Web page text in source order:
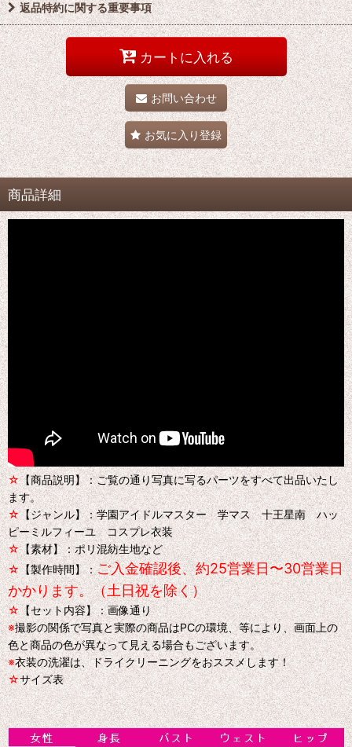
返品特約に関する重要事項
カートに入れる
お問い合わせ
お気に入り登録
商品詳細
☆【商品説明】：ご覧の通り写真に写るパーツをすべて出品いたし
ます。
☆【ジャンル】：学園アイドルマスター 学マス 十王星南 ハッ
ピーミルフィーユ コスプレ衣装
☆【素材】：ポリ混紡生地など
☆【製作時間】：ご入金確認後、約25営業日〜30営業日
かかります。（土日祝を除く）
☆【セット内容】：画像通り
※撮影の関係で写真と実際の商品はPCの環境、等により、画面上の
色と商品の色が異なって見える場合もございます。
※衣装の洗濯は、ドライクリーニングをおススメします！
☆サイズ表